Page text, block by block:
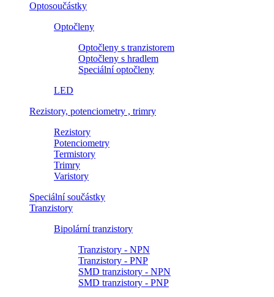
Optosoučástky
Optočleny
Optočleny s tranzistorem
Optočleny s hradlem
Speciální optočleny
LED
Rezistory, potenciometry , trimry
Rezistory
Potenciometry
Termistory
Trimry
Varistory
Speciální součástky
Tranzistory
Bipolární tranzistory
Tranzistory - NPN
Tranzistory - PNP
SMD tranzistory - NPN
SMD tranzistory - PNP